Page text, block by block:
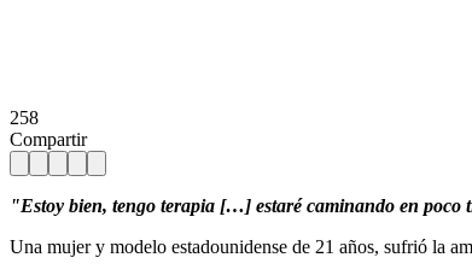
258
Compartir
"Estoy bien, tengo terapia […] estaré caminando en poco
Una mujer y modelo estadounidense de 21 años, sufrió la